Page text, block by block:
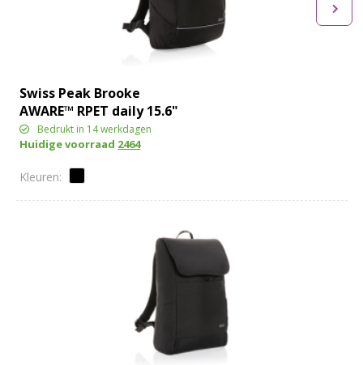
Swiss Peak Brooke
AWARE™ RPET daily 15.6"
laptop rugzak
Bedrukt in 14 werkdagen
Huidige voorraad 2464